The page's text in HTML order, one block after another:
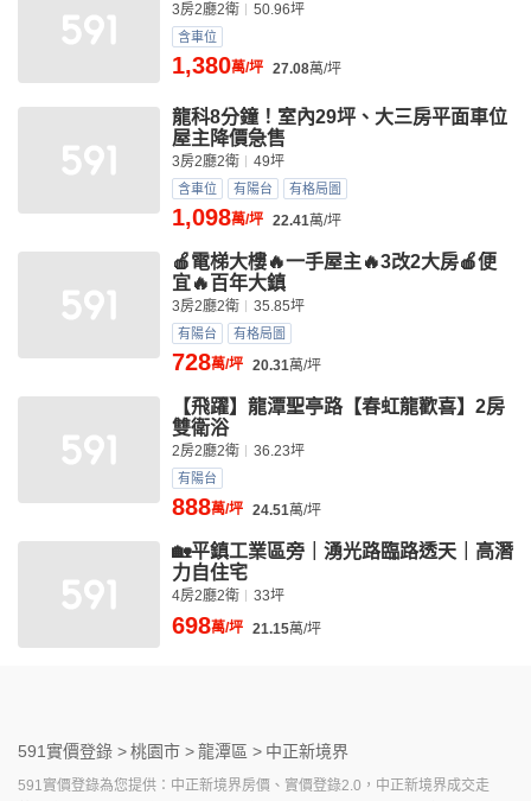
3房2廳2衛 50.96坪
含車位
1,380萬/坪 27.08萬/坪
龍科8分鐘！室內29坪、大三房平面車位
屋主降價急售
3房2廳2衛 49坪
含車位 有陽台 有格局圖
1,098萬/坪 22.41萬/坪
🍎電梯大樓🔥一手屋主🔥3改2大房🍎便
宜🔥百年大鎮
3房2廳2衛 35.85坪
有陽台 有格局圖
728萬/坪 20.31萬/坪
【飛躍】龍潭聖亭路【春虹龍歡喜】2房
雙衛浴
2房2廳2衛 36.23坪
有陽台
888萬/坪 24.51萬/坪
🏡平鎮工業區旁｜湧光路臨路透天｜高潛
力自住宅
4房2廳2衛 33坪
698萬/坪 21.15萬/坪
591實價登錄 >桃園市 >龍潭區 > 中正新境界
591實價登錄為您提供：中正新境界房價、實價登錄2.0，中正新境界成交走